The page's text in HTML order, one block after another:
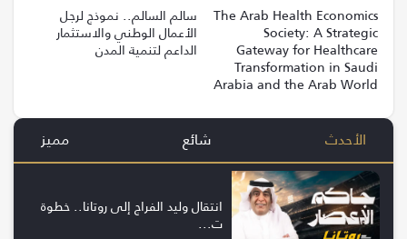
The Arab Health Economics
Society: A Strategic
Gateway for Healthcare
Transformation in Saudi
Arabia and the Arab World
سالم السالم.. نموذج لرجل
الأعمال الوطني والاستثمار
الداعم لتنمية المدن
الأحدث شائع مميز
انتقال وليد الفراج إلى روتانا.. خطوة
ت...